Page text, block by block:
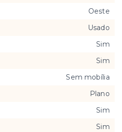
Oeste
Usado
Sim
Sim
Sem mobília
Plano
Sim
Sim